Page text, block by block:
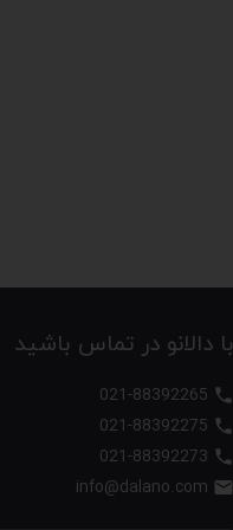
با دالانو در تماس باشید



